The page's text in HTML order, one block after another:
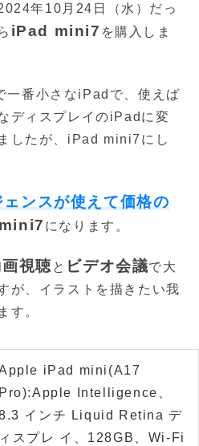
年10月24日（水）だっ
iPad mini7 を購入しま
番小さなiPadで、使えば
ディスプレイのiPadに変
したが、iPad mini7にし
ンスが使えて価格の
になります。
視聴と ビデオ会議で大
が、イラストを描きたい我
す。
iPad mini(A17
Pro):Apple Intelligence、
インチ Liquid Retina デ
ィスプレ イ、128GB、Wi-Fi